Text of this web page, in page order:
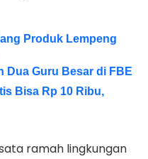
Produk Lempeng
Dua Guru Besar di FBE
Bisa Rp 10 Ribu,
ramah lingkungan